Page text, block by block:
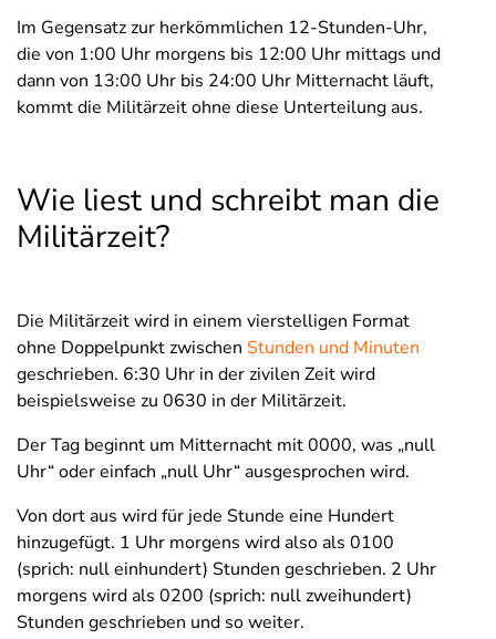
Im Gegensatz zur herkömmlichen 12-Stunden-Uhr,
die von 1:00 Uhr morgens bis 12:00 Uhr mittags und
dann von 13:00 Uhr bis 24:00 Uhr Mitternacht läuft,
kommt die Militärzeit ohne diese Unterteilung aus.
Wie liest und schreibt man die
Militärzeit?
Die Militärzeit wird in einem vierstelligen Format
ohne Doppelpunkt zwischen Stunden und Minuten
geschrieben. 6:30 Uhr in der zivilen Zeit wird
beispielsweise zu 0630 in der Militärzeit.
Der Tag beginnt um Mitternacht mit 0000, was „null
Uhr“ oder einfach „null Uhr“ ausgesprochen wird.
Von dort aus wird für jede Stunde eine Hundert
hinzugefügt. 1 Uhr morgens wird also als 0100
(sprich: null einhundert) Stunden geschrieben. 2 Uhr
morgens wird als 0200 (sprich: null zweihundert)
Stunden geschrieben und so weiter.